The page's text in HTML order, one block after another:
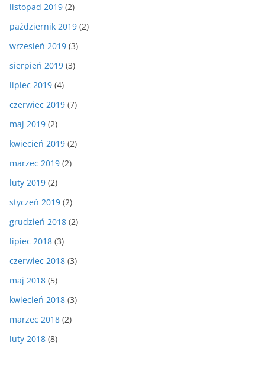
listopad 2019 (2)
październik 2019 (2)
wrzesień 2019 (3)
sierpień 2019 (3)
lipiec 2019 (4)
czerwiec 2019 (7)
maj 2019 (2)
kwiecień 2019 (2)
marzec 2019 (2)
luty 2019 (2)
styczeń 2019 (2)
grudzień 2018 (2)
lipiec 2018 (3)
czerwiec 2018 (3)
maj 2018 (5)
kwiecień 2018 (3)
marzec 2018 (2)
luty 2018 (8)